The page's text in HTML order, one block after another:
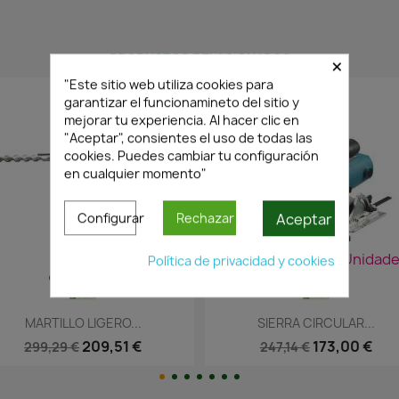
PRODUCTOS RELACIONADOS
¡Últimas Unidades!
Vista rápida
SIERRA CIRCULAR...
247,14 € 173,00 €
¡Últimas
Vista rápida
SIERRA CALAR
255,76 € 179,03 €
×
"Este sitio web utiliza cookies para
garantizar el funcionamineto del sitio y
mejorar tu experiencia. Al hacer clic en
"Aceptar", consientes el uso de todas las
cookies. Puedes cambiar tu configuración
en cualquier momento"
Configurar Rechazar Aceptar
Política de privacidad y cookies